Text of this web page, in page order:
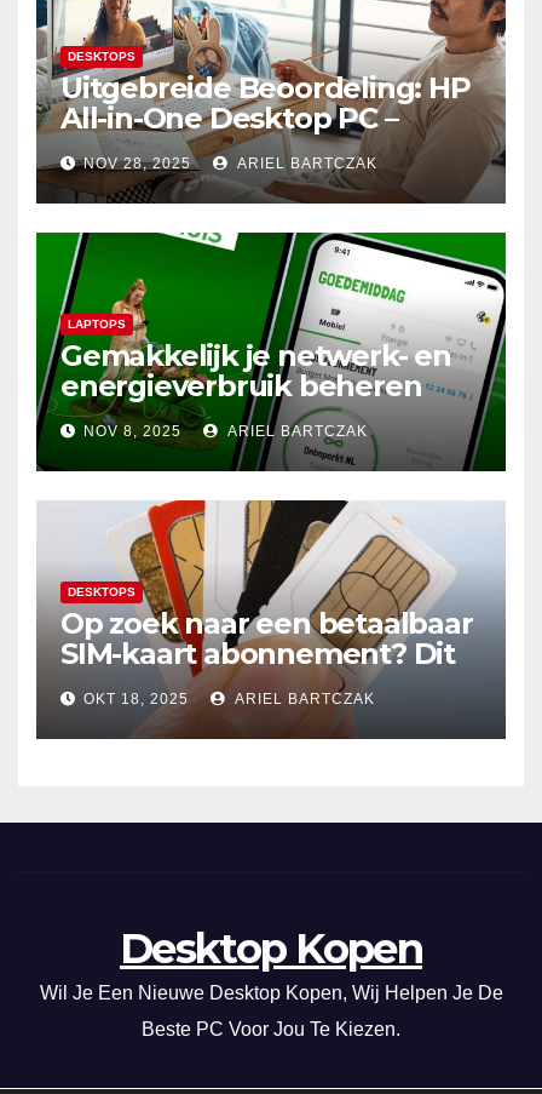
DESKTOPS
Uitgebreide Beoordeling: HP
All-in-One Desktop PC –
Krachtige Prestaties en
Minimalistisch Design in
Perfecte Harmonie
NOV 28, 2025 ARIEL BARTCZAK
LAPTOPS
Gemakkelijk je netwerk- en
energieverbruik beheren
met de Budget Thuis App
NOV 8, 2025 ARIEL BARTCZAK
DESKTOPS
Op zoek naar een betaalbaar
SIM-kaart abonnement? Dit
20GB data-abonnement is
super voordelig in Nederland
en de EU!
OKT 18, 2025 ARIEL BARTCZAK
Desktop Kopen
Wil Je Een Nieuwe Desktop Kopen, Wij Helpen Je De
Beste PC Voor Jou Te Kiezen.